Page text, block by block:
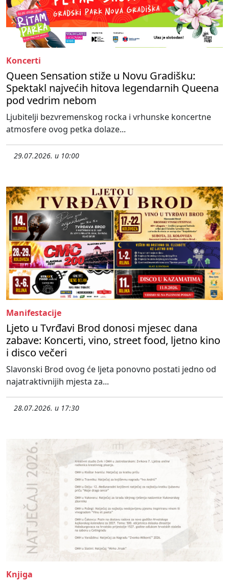
Koncerti
Queen Sensation stiže u Novu Gradišku:
Spektakl najvećih hitova legendarnih Queena
pod vedrim nebom
Ljubitelji bezvremenskog rocka i vrhunske koncertne
atmosfere ovog petka dolaze...
29.07.2026. u 10:00
Manifestacije
Ljeto u Tvrđavi Brod donosi mjesec dana
zabave: Koncerti, vino, street food, ljetno kino
i disco večeri
Slavonski Brod ovog će ljeta ponovno postati jedno od
najatraktivnijih mjesta za...
28.07.2026. u 17:30
Knjiga